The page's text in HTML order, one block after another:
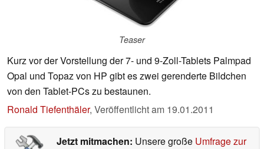
Teaser
Kurz vor der Vorstellung der 7- und 9-Zoll-Tablets Palmpad
Opal und Topaz von HP gibt es zwei gerenderte Bildchen
von den Tablet-PCs zu bestaunen.
Ronald Tiefenthäler, Veröffentlicht am 19.01.2011
Jetzt mitmachen: Unsere große Umfrage zur